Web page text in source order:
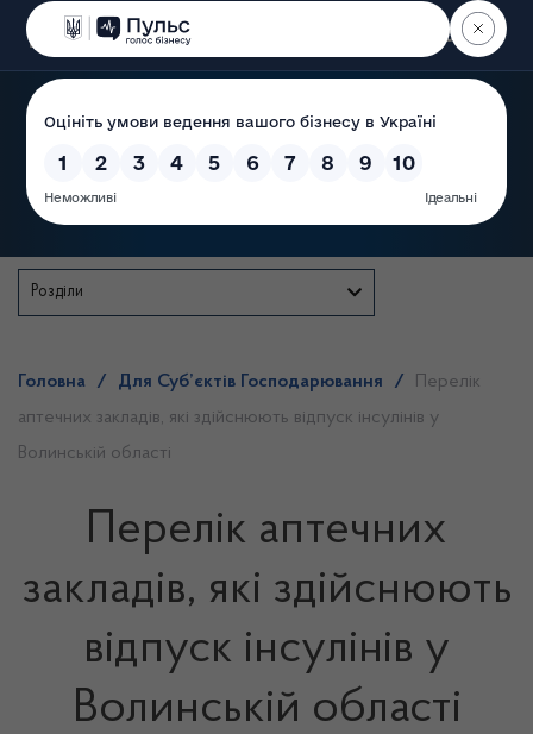
Пошук
Розділи
Головна / Для Суб’єктів Господарювання /
Перелік
аптечних закладів, які здійснюють відпуск інсулінів у
Волинській області
Перелік аптечних
закладів, які здійснюють
відпуск інсулінів у
Волинській області